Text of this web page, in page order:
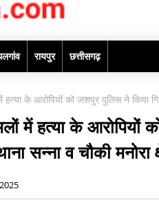
रायपुर छत्तीसगढ़
के आरोपियों को जशपुर पुलिस ने किया
में हत्या के आरोपियों
सन्ना व चौकी मनोरा